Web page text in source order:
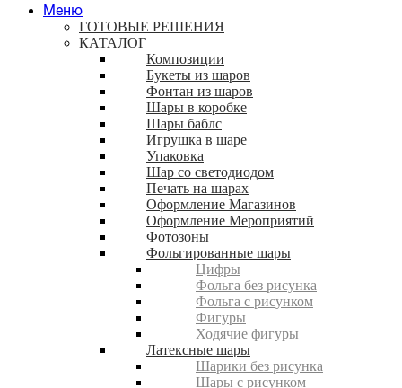
Меню
ГОТОВЫЕ РЕШЕНИЯ
КАТАЛОГ
Композиции
Букеты из шаров
Фонтан из шаров
Шары в коробке
Шары баблс
Игрушка в шаре
Упаковка
Шар со светодиодом
Печать на шарах
Оформление Магазинов
Оформление Мероприятий
Фотозоны
Фольгированные шары
Цифры
Фольга без рисунка
Фольга с рисунком
Фигуры
Ходячие фигуры
Латексные шары
Шарики без рисунка
Шары с рисунком